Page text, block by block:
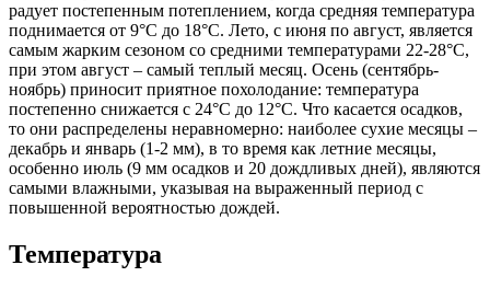
радует постепенным потеплением, когда средняя температура
поднимается от 9°C до 18°C. Лето, с июня по август, является
самым жарким сезоном со средними температурами 22-28°C,
при этом август – самый теплый месяц. Осень (сентябрь-
ноябрь) приносит приятное похолодание: температура
постепенно снижается с 24°C до 12°C. Что касается осадков,
то они распределены неравномерно: наиболее сухие месяцы –
декабрь и январь (1-2 мм), в то время как летние месяцы,
особенно июль (9 мм осадков и 20 дождливых дней), являются
самыми влажными, указывая на выраженный период с
повышенной вероятностью дождей.
Температура